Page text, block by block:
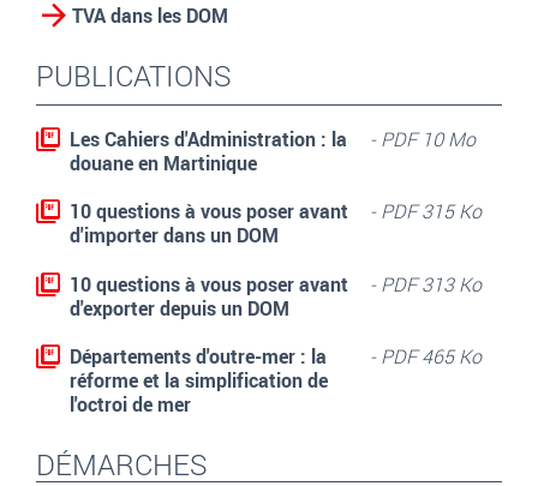
TVA dans les DOM
PUBLICATIONS
Les Cahiers d'Administration : la
douane en Martinique
- PDF 10 Mo
10 questions à vous poser avant
d'importer dans un DOM
- PDF 315 Ko
10 questions à vous poser avant
d'exporter depuis un DOM
- PDF 313 Ko
Départements d'outre-mer : la
réforme et la simplification de
l'octroi de mer
- PDF 465 Ko
DÉMARCHES